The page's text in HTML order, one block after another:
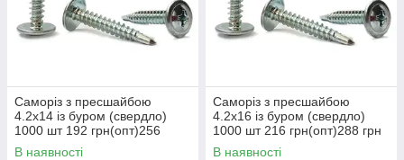
Саморіз з пресшайбою
4.2х14 із буром (свердло)
1000 шт 192 грн(опт)256
грн(розд)
В наявності
Саморіз з пресшайбою
4.2х16 із буром (свердло)
1000 шт 216 грн(опт)288 грн
(розд)
В наявності